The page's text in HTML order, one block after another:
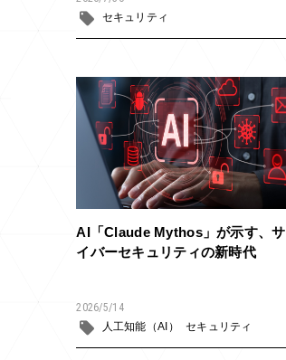
セキュリティ
AI「Claude Mythos」が示す、サ
イバーセキュリティの新時代
2026/5/14
人工知能（AI）
セキュリティ